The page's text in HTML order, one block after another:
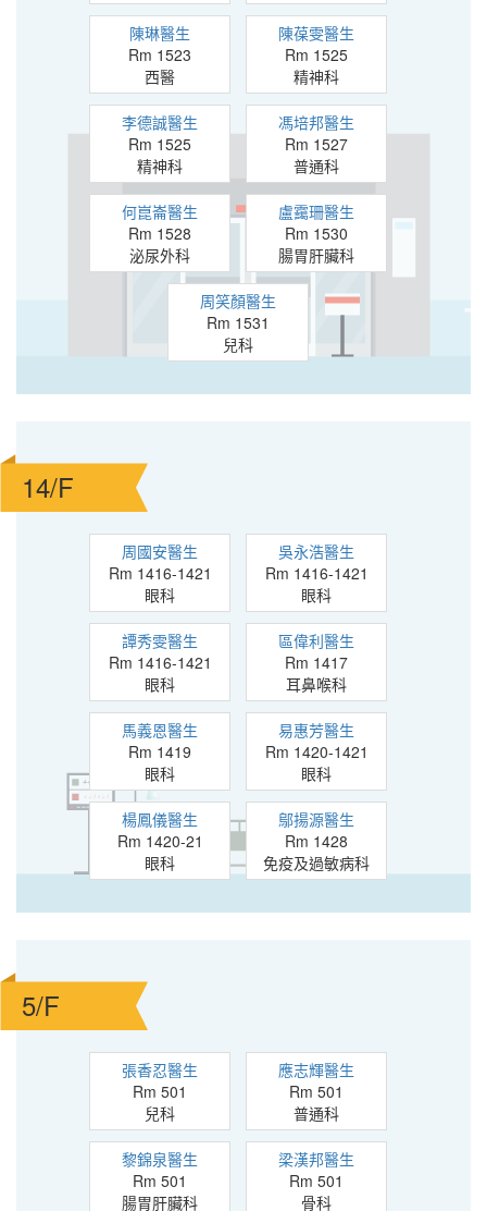
陳琳醫生
Rm 1523
西醫
陳葆雯醫生
Rm 1525
精神科
李德誠醫生
Rm 1525
精神科
馮培邦醫生
Rm 1527
普通科
何崑崙醫生
Rm 1528
泌尿外科
盧靄珊醫生
Rm 1530
腸胃肝臟科
周笑顏醫生
Rm 1531
兒科
14/F
周國安醫生
Rm 1416-1421
眼科
吳永浩醫生
Rm 1416-1421
眼科
譚秀雯醫生
Rm 1416-1421
眼科
區偉利醫生
Rm 1417
耳鼻喉科
馬義恩醫生
Rm 1419
眼科
易惠芳醫生
Rm 1420-1421
眼科
楊鳳儀醫生
Rm 1420-21
眼科
鄔揚源醫生
Rm 1428
免疫及過敏病科
5/F
張香忍醫生
Rm 501
兒科
應志輝醫生
Rm 501
普通科
黎錦泉醫生
Rm 501
腸胃肝臟科
梁漢邦醫生
Rm 501
骨科